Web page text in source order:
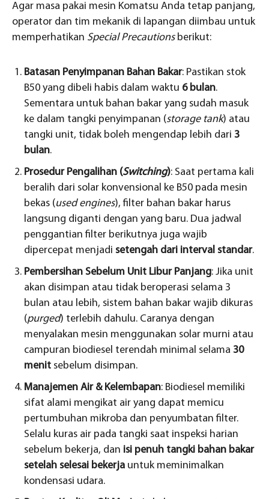
Agar masa pakai mesin Komatsu Anda tetap panjang,
operator dan tim mekanik di lapangan diimbau untuk
memperhatikan Special Precautionsberikut:
Batasan Penyimpanan Bahan Bakar: Pastikan stok
B50 yang dibeli habis dalam waktu 6 bulan.
Sementara untuk bahan bakar yang sudah masuk
ke dalam tangki penyimpanan (storage tank) atau
tangki unit, tidak boleh mengendap lebih dari 3
bulan.
Prosedur Pengalihan (Switching): Saat pertama kali
beralih dari solar konvensional ke B50 pada mesin
bekas (used engines), filter bahan bakar harus
langsung diganti dengan yang baru. Dua jadwal
penggantian filter berikutnya juga wajib
dipercepat menjadi setengah dari interval standar.
Pembersihan Sebelum Unit Libur Panjang: Jika unit
akan disimpan atau tidak beroperasi selama 3
bulan atau lebih, sistem bahan bakar wajib dikuras
(purged) terlebih dahulu. Caranya dengan
menyalakan mesin menggunakan solar murni atau
campuran biodiesel terendah minimal selama 30
menit sebelum disimpan.
Manajemen Air & Kelembapan: Biodiesel memiliki
sifat alami mengikat air yang dapat memicu
pertumbuhan mikroba dan penyumbatan filter.
Selalu kuras air pada tangki saat inspeksi harian
sebelum bekerja, dan isi penuh tangki bahan bakar
setelah selesai bekerja untuk meminimalkan
kondensasi udara.